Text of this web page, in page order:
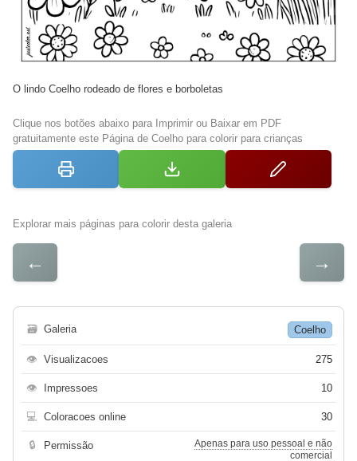
O lindo Coelho rodeado de flores e borboletas
Clique nos botões abaixo para Imprimir ou Baixar em PDF
gratuitamente este Página de Coelho para colorir para crianças
Explorar mais páginas para colorir desta galeria
← →
🗃 Galeria Coelho
👁 Visualizacoes 275
👁 Impressoes 10
💻 Coloracoes online 30
🔒 Permissão
Apenas para uso pessoal e não
comercial